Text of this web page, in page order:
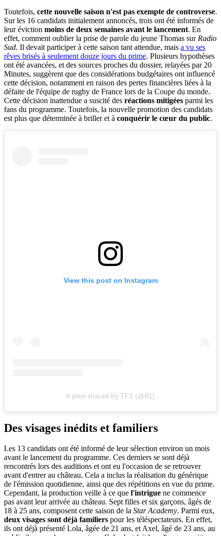
Toutefois, cette nouvelle saison n'est pas exempte de controverse.
Sur les 16 candidats initialement annoncés, trois ont été informés de
leur éviction moins de deux semaines avant le lancement. En
effet, comment oublier la prise de parole du jeune Thomas surRadio
Sud. Il devait participer à cette saison tant attendue, mais a vu ses
rêves brisés à seulement douze jours du prime. Plusieurs hypothèses
ont été avancées, et des sources proches du dossier, relayées par 20
Minutes, suggèrent que des considérations budgétaires ont influencé
cette décision, notamment en raison des pertes financières liées à la
défaite de l'équipe de rugby de France lors de la Coupe du monde.
Cette décision inattendue a suscité des réactions mitigées parmi les
fans du programme. Toutefois, la nouvelle promotion des candidats
est plus que déterminée à briller et à conquérir le cœur du public.
View this post on Instagram
A post shared by TF1 (@tf1)
Des visages inédits et familiers
Les 13 candidats ont été informé de leur sélection environ un mois
avant le lancement du programme. Ces derniers se sont déjà
rencontrés lors des auditions et ont eu l'occasion de se retrouver
avant d'entrer au château. Cela a inclus la réalisation du générique
de l'émission quotidienne, ainsi que des répétitions en vue du prime.
Cependant, la production veille à ce que l'intrigue ne commence
pas avant leur arrivée au château. Sept filles et six garçons, âgés de
18 à 25 ans, composent cette saison de la Star Academy. Parmi eux,
deux visages sont déjà familiers pour les téléspectateurs. En effet,
ils ont déjà présenté Lola, âgée de 21 ans, et Axel, âgé de 23 ans, au